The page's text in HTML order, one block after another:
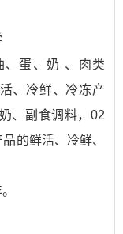
、蛋、奶 、肉类
、冷鲜、冷冻产
、副食调料，02
的鲜活、冷鲜、